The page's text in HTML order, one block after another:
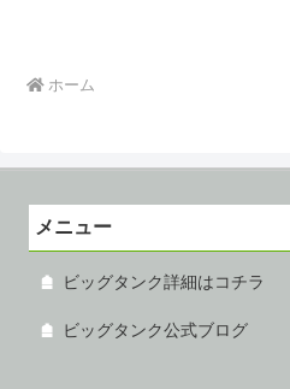
ホーム
メニュー
ビッグタンク詳細はコチラ
ビッグタンク公式ブログ